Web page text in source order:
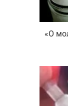
«О